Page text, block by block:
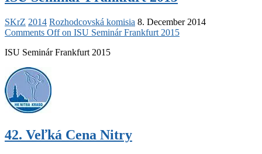
SKrZ 2014 Rozhodcovská komisia 8. December 2014
Comments Offon ISU Seminár Frankfurt 2015
ISU Seminár Frankfurt 2015
42. Veľká Cena Nitry